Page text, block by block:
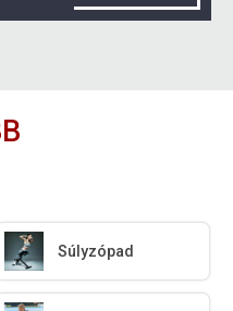
Súlyzópad